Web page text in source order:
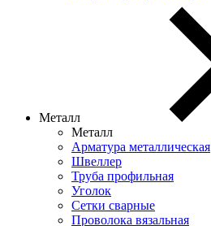
Металл
Металл
Арматура металлическая
Швеллер
Труба профильная
Уголок
Сетки сварные
Проволока вязальная